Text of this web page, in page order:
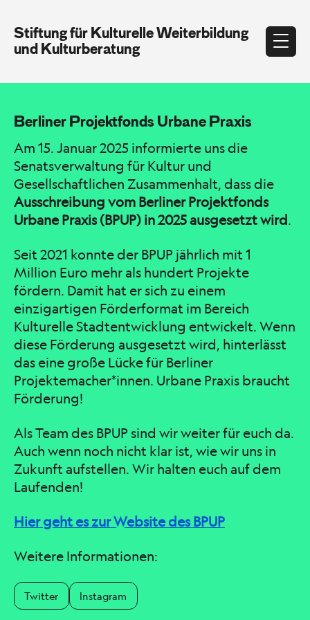
Stiftung für Kulturelle Weiterbildung
und Kulturberatung
Berliner Projektfonds Urbane Praxis
Am 15. Januar 2025 informierte uns die
Senatsverwaltung für Kultur und
Gesellschaftlichen Zusammenhalt, dass die
Ausschreibung vom Berliner Projektfonds
Urbane Praxis (BPUP) in 2025 ausgesetzt wird.
Seit 2021 konnte der BPUP jährlich mit 1
Million Euro mehr als hundert Projekte
fördern. Damit hat er sich zu einem
einzigartigen Förderformat im Bereich
Kulturelle Stadtentwicklung entwickelt. Wenn
diese Förderung ausgesetzt wird, hinterlässt
das eine große Lücke für Berliner
Projektemacher*innen. Urbane Praxis braucht
Förderung!
Als Team des BPUP sind wir weiter für euch da.
Auch wenn noch nicht klar ist, wie wir uns in
Zukunft aufstellen. Wir halten euch auf dem
Laufenden!
Hier geht es zur Website des BPUP
Weitere Informationen:
Twitter Instagram